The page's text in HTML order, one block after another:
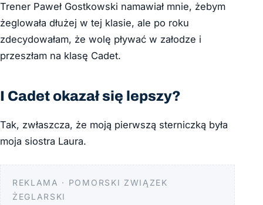
Trener Paweł Gostkowski namawiał mnie, żebym
żeglowała dłużej w tej klasie, ale po roku
zdecydowałam, że wolę pływać w załodze i
przeszłam na klasę Cadet.
I Cadet okazał się lepszy?
Tak, zwłaszcza, że moją pierwszą sterniczką była
moja siostra Laura.
REKLAMA · POMORSKI ZWIĄZEK
ŻEGLARSKI